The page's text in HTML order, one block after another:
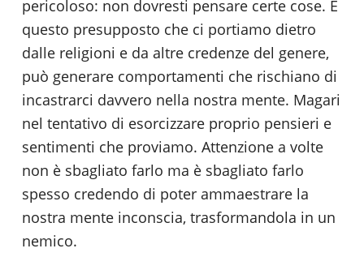
pericoloso: non dovresti pensare certe cose. E
questo presupposto che ci portiamo dietro
dalle religioni e da altre credenze del genere,
può generare comportamenti che rischiano di
incastrarci davvero nella nostra mente. Magari
nel tentativo di esorcizzare proprio pensieri e
sentimenti che proviamo. Attenzione a volte
non è sbagliato farlo ma è sbagliato farlo
spesso credendo di poter ammaestrare la
nostra mente inconscia, trasformandola in un
nemico.